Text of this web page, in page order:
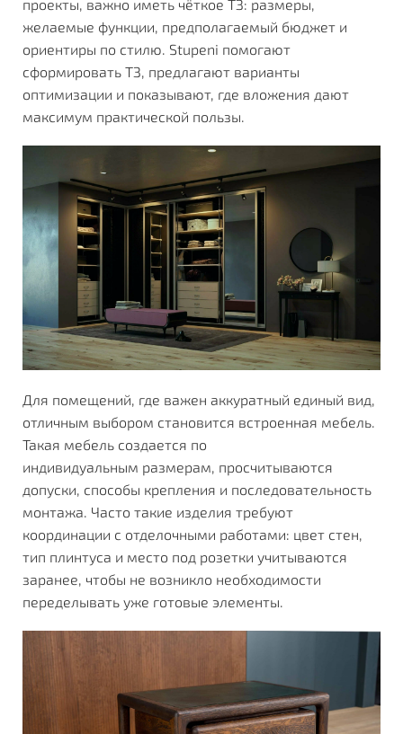
проекты, важно иметь чёткое ТЗ: размеры,
желаемые функции, предполагаемый бюджет и
ориентиры по стилю. Stupeni помогают
сформировать ТЗ, предлагают варианты
оптимизации и показывают, где вложения дают
максимум практической пользы.
Для помещений, где важен аккуратный единый вид,
отличным выбором становится встроенная мебель.
Такая мебель создается по
индивидуальным размерам, просчитываются
допуски, способы крепления и последовательность
монтажа. Часто такие изделия требуют
координации с отделочными работами: цвет стен,
тип плинтуса и место под розетки учитываются
заранее, чтобы не возникло необходимости
переделывать уже готовые элементы.